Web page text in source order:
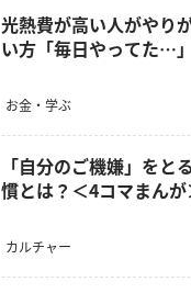
光熱費が高い人がやり
い方「毎日やってた…
お金・学ぶ
「自分のご機嫌」をと
慣とは？＜4コマまんが
カルチャー